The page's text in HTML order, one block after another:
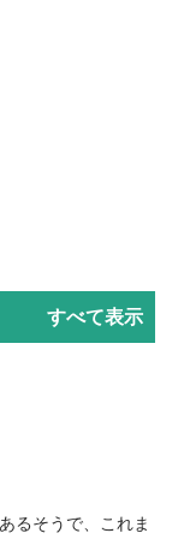
すべて表示
るそうで、これま